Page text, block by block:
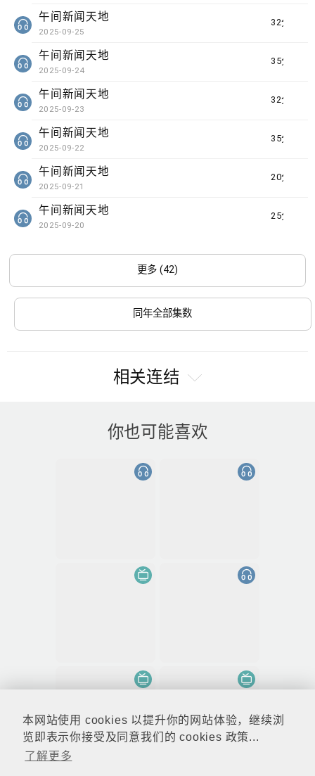
本网站使用 cookies 以提升你的网站体验，继续浏
览即表示你接受及同意我们的 cookies 政策...
了解更多
32分钟
午间新闻天地
2025-09-25
35分钟
午间新闻天地
2025-09-24
32分钟
午间新闻天地
2025-09-23
35分钟
午间新闻天地
2025-09-22
20分钟
午间新闻天地
2025-09-21
25分钟
午间新闻天地
2025-09-20
更多 (42)
同年全部集数
相关连结
你也可能喜欢